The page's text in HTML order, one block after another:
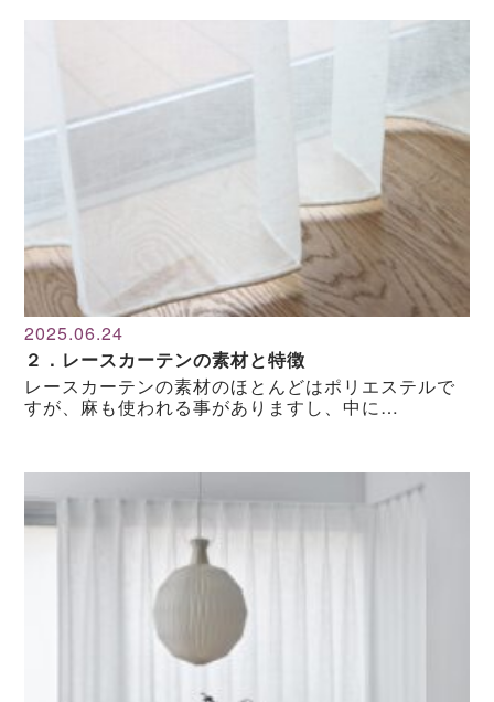
2025.06.24
２．レースカーテンの素材と特徴
レースカーテンの素材のほとんどはポリエステルで
すが、麻も使われる事がありますし、中に…